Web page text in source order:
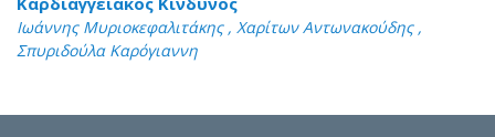
Ιωάννης Μυριοκεφαλιτάκης , Χαρίτων Αντωνακούδης ,
Σπυριδούλα Καρόγιαννη